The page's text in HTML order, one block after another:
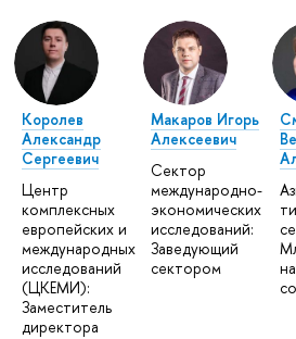
Королев
Александр
Сергеевич
Центр
комплексных
европейских и
международных
исследований
(ЦКЕМИ):
Заместитель
директора
Макаров Игорь
Алексеевич
Сектор
международно-
экономических
исследований:
Заведующий
сектором